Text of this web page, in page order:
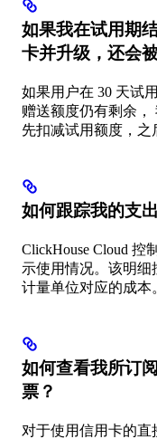
如果我在试用期
卡并升级，还会
如果用户在 30 天试
赠送额度仍有剩余，
先扣减试用额度，之
如何跟踪我的支
ClickHouse Cloud 控
示使用情况。该明
计量单位对应的成本
如何查看我所订
票？
对于使用信用卡的直